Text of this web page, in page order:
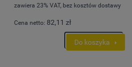
zawiera 23% VAT, bez kosztów dostawy
Cena netto: 82,11 zł
Do koszyka